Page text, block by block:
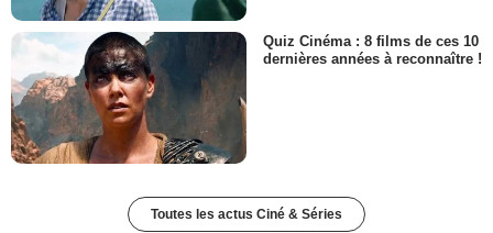
Quiz Cinéma : 8 films de ces 10
dernières années à reconnaître !
Toutes les actus Ciné & Séries